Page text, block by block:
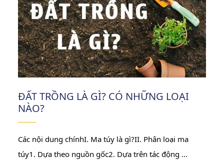
ĐẤT TRỒNG LÀ GÌ? CÓ NHỮNG LOẠI
NÀO?
Các nội dung chínhI. Ma túy là gì?II. Phân loại ma
túy1. Dựa theo nguồn gốc2. Dựa trên tác động ...